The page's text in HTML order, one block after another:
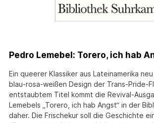
Pedro Lemebel: Torero, ich hab
Ein queerer Klassiker aus Lateinamerika
blau-rosa-weißen Design der Trans-Pride-
entstaubtem Titel kommt die Revival-
Lemebels „Torero, ich hab Angst“ in der
daher. Die Frischekur soll die Geschichte